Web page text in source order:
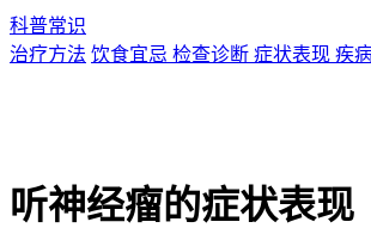
科普常识
治疗方法 饮食宜忌 检查诊断 症状表现 疾
听神经瘤的症状表现